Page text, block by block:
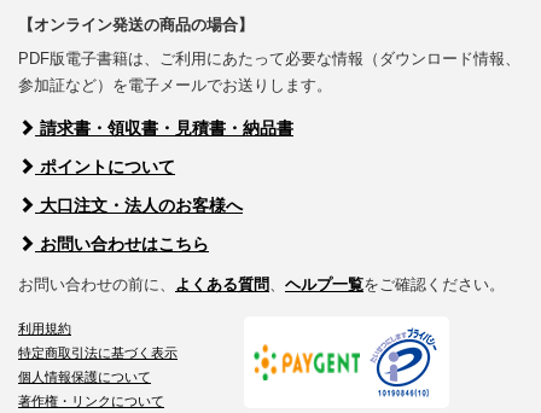
【オンライン発送の商品の場合】
PDF版電子書籍は、ご利用にあたって必要な情報（ダウンロード情報、
参加証など）を電子メールでお送りします。
請求書・領収書・見積書・納品書
ポイントについて
大口注文・法人のお客様へ
お問い合わせはこちら
お問い合わせの前に、 よくある質問、 ヘルプ一覧をご確認ください。
利用規約
特定商取引法に基づく表示
個人情報保護について
著作権・リンクについて